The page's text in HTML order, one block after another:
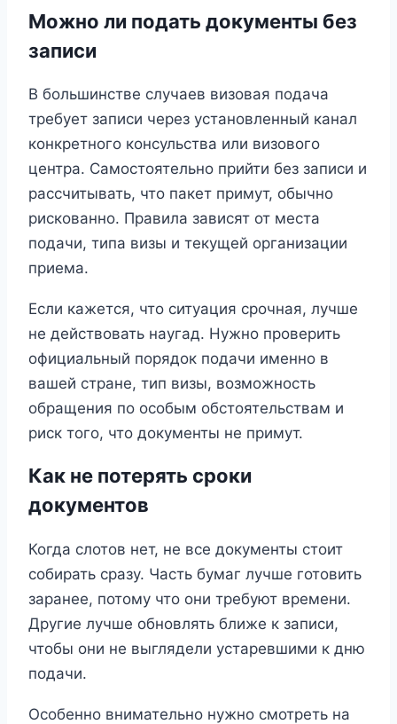
Можно ли подать документы без
записи
В большинстве случаев визовая подача
требует записи через установленный канал
конкретного консульства или визового
центра. Самостоятельно прийти без записи и
рассчитывать, что пакет примут, обычно
рискованно. Правила зависят от места
подачи, типа визы и текущей организации
приема.
Если кажется, что ситуация срочная, лучше
не действовать наугад. Нужно проверить
официальный порядок подачи именно в
вашей стране, тип визы, возможность
обращения по особым обстоятельствам и
риск того, что документы не примут.
Как не потерять сроки
документов
Когда слотов нет, не все документы стоит
собирать сразу. Часть бумаг лучше готовить
заранее, потому что они требуют времени.
Другие лучше обновлять ближе к записи,
чтобы они не выглядели устаревшими к дню
подачи.
Особенно внимательно нужно смотреть на